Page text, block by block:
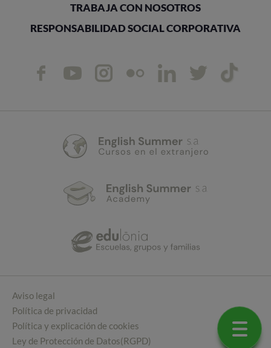
TRABAJA CON NOSOTROS
RESPONSABILIDAD SOCIAL CORPORATIVA
Aviso legal
Política de privacidad
Política y explicación de cookies
Ley de Protección de Datos(RGPD)